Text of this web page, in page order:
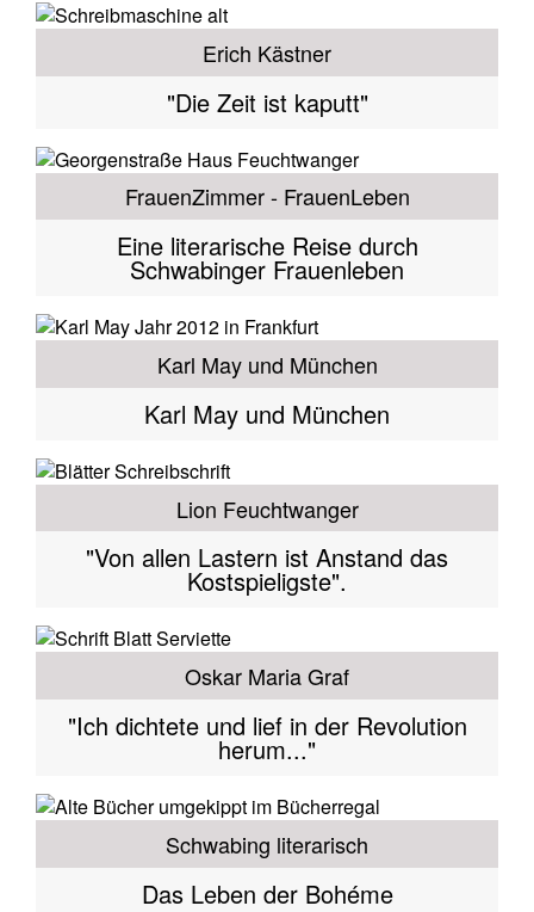
Erich Kästner
"Die Zeit ist kaputt"
FrauenZimmer - FrauenLeben
Eine literarische Reise durch
Schwabinger Frauenleben
Karl May und München
Karl May und München
Lion Feuchtwanger
"Von allen Lastern ist Anstand das
Kostspieligste".
Oskar Maria Graf
"Ich dichtete und lief in der Revolution
herum..."
Schwabing literarisch
Das Leben der Bohéme